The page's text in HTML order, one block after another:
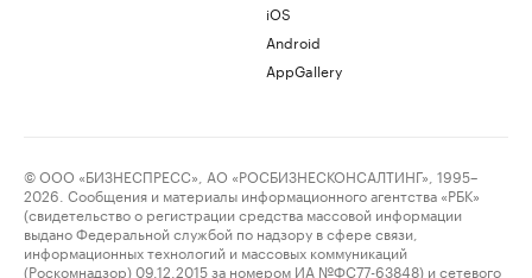
iOS
Android
AppGallery
© ООО «БИЗНЕСПРЕСС», АО «РОСБИЗНЕСКОНСАЛТИНГ», 1995–
2026. Сообщения и материалы информационного агентства «РБК»
(свидетельство о регистрации средства массовой информации
выдано Федеральной службой по надзору в сфере связи,
информационных технологий и массовых коммуникаций
(Роскомнадзор) 09.12.2015 за номером ИА №ФС77-63848) и сетевого